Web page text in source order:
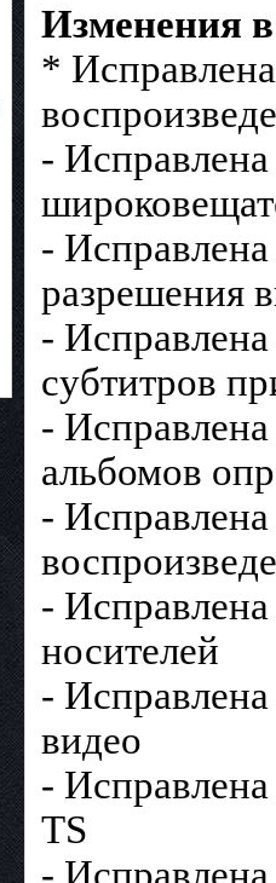
Изменения
*
-
-
разрешения
-
субтитров
-
альбомов
-
-
носителей
-
видео
-
TS
-